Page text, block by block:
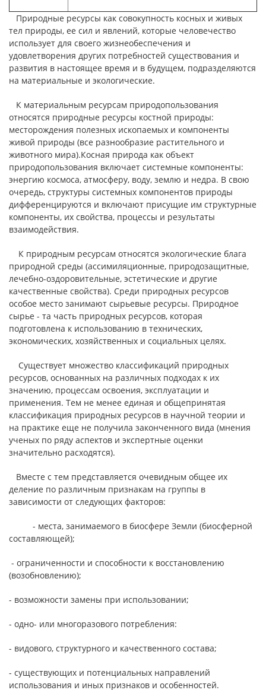
Природные ресурсы как совокупность косных и живых
тел природы, ее сил и явлений, которые человечество
использует для своего жизнеобеспечения и
удовлетворения других потребностей существования и
развития в настоящее время и в будущем, подразделяются
на материальные и экологические.
К материальным ресурсам природопользования
относятся природные ресурсы костной природы:
месторождения полезных ископаемых и компоненты
живой природы (все разнообразие растительного и
животного мира).Косная природа как объект
природопользования включает системные компоненты:
энергию космоса, атмосферу, воду, землю и недра. В свою
очередь, структуры системных компонентов природы
дифференцируются и включают присущие им структурные
компоненты, их свойства, процессы и результаты
взаимодействия.
К природным ресурсам относятся экологические блага
природной среды (ассимиляционные, природозащитные,
лечебно-оздоровительные, эстетические и другие
качественные свойства). Среди природных ресурсов
особое место занимают сырьевые ресурсы. Природное
сырье - та часть природных ресурсов, которая
подготовлена к использованию в технических,
экономических, хозяйственных и социальных целях.
Существует множество классификаций природных
ресурсов, основанных на различных подходах к их
значению, процессам освоения, эксплуатации и
применения. Тем не менее единая и общепринятая
классификация природных ресурсов в научной теории и
на практике еще не получила законченного вида (мнения
ученых по ряду аспектов и экспертные оценки
значительно расходятся).
Вместе с тем представляется очевидным общее их
деление по различным признакам на группы в
зависимости от следующих факторов:
- места, занимаемого в биосфере Земли (биосферной
составляющей);
- ограниченности и способности к восстановлению
(возобновлению);
- возможности замены при использовании;
- одно- или многоразового потребления:
- видового, структурного и качественного состава;
- существующих и потенциальных направлений
использования и иных признаков и особенностей.